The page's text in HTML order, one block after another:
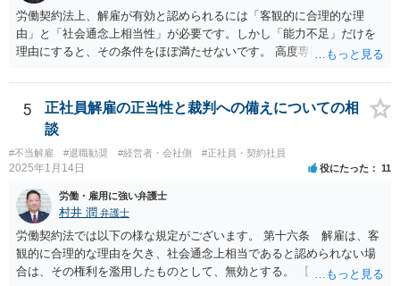
関係なので、あまり好ましい処理ではありません。 事件終了後、顧問
が切れる可能性があるからです。 つまり、弁護士は、儲かるためでは
なく、顧問会社のためにその意思（それこそ会社の現在及び今後の戦
略）を踏まえたうえで事件を遂行していると推測されます。 ＞②原告
は年俸が1200万円と高かったこともあり、復職を希望しております。
復職の気持ちを萎えさす意味で、ずるずると、裁判を引き延ばしてい
る作戦もあるのでしょうか？ 原告は、その年俸に執着があるというこ
とで復職の意思があるということであればなおさら、時間がかかった
からと言って復職の気持ちが萎えるということはあまりありません。
現在、原告的に勝ち筋の見通しが十分あるということであれば、バッ
クペイに対する期待から、萎える理由はまず見当たりません。 つまり
会社も原告の取下を狙っているという作戦の問題ではなく、上記、顧
問会社の意思の問題だと思われます。 ＞反論の書面も、矛盾だらけの
反論となっており、論理破綻もしており、もうダメです。担当役員の
言葉をそのまま、文章にしたのか、一貫したストーリー性もありませ
ん。 とありますが、代理人弁護士としては、事実経験者が述べたこと
労働契約法上、解雇が有効と認められるには「客観的に合理的な理
由」と「社会通念上相当性」が必要です。しかし「能力不足」だけを
理由にすると、その条件をほぼ満たせないです。 高度専門職であって
や配置転換などの改善措置を尽くした記録 を揃えないと、裁判所は
「合理的な解雇理由」とは認めないためです。 そのため、「能力不
足」で解雇を争われると、会社側が立証責任を果たせず、まず裁判に
勝てない（＝解雇無効と判断されやすい）のです。 ご質問者様のイメ
ージとは逆で、「高年俸・高度専門職だからこそ」、客観性・合理性
をより厳しく求められ、能力不足理由で解雇が認められるハードルは
むしろ高くなります。 中途の高度人材を能力不足で解雇するときは、
① 導入期の評価基準と実績の比較 ② 複数回にわたる注意・指導・教
育の実施 ③ 配置転換などほかの改善策の検討 などをしっかり記録し
ておかないと、解雇は無効とされる可能性が極めて高いです。
5
正社員解雇の正当性と裁判への備えについての相
談
#不当解雇 #退職勧奨 #経営者・会社側 #正社員・契約社員
2025年1月14日 役にたった 11
労働・雇用に強い弁護士
村井 潤 弁護士
労働契約法では以下の様な規定がございます。 第十六条 解雇は、客
観的に合理的な理由を欠き、社会通念上相当であると認められない場
合は、その権利を濫用したものとして、無効とする。 【ご質問１に対